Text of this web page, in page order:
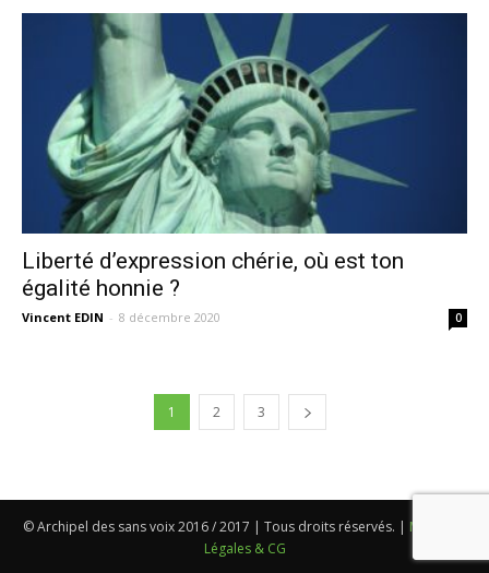
Liberté d’expression chérie, où est ton
égalité honnie ?
Vincent EDIN - 8 décembre 2020 0
1 2 3
© Archipel des sans voix 2016 / 2017 | Tous droits réservés. | Mentions
Légales & CG